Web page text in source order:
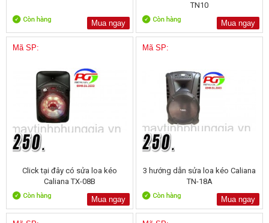
Mua ngay
TN10
Mua ngay
Mã SP:
Click tại đây có sửa loa kéo
Caliana TX-08B
Mua ngay
Mã SP:
3 hướng dẫn sửa loa kéo Caliana
TN-18A
Mua ngay